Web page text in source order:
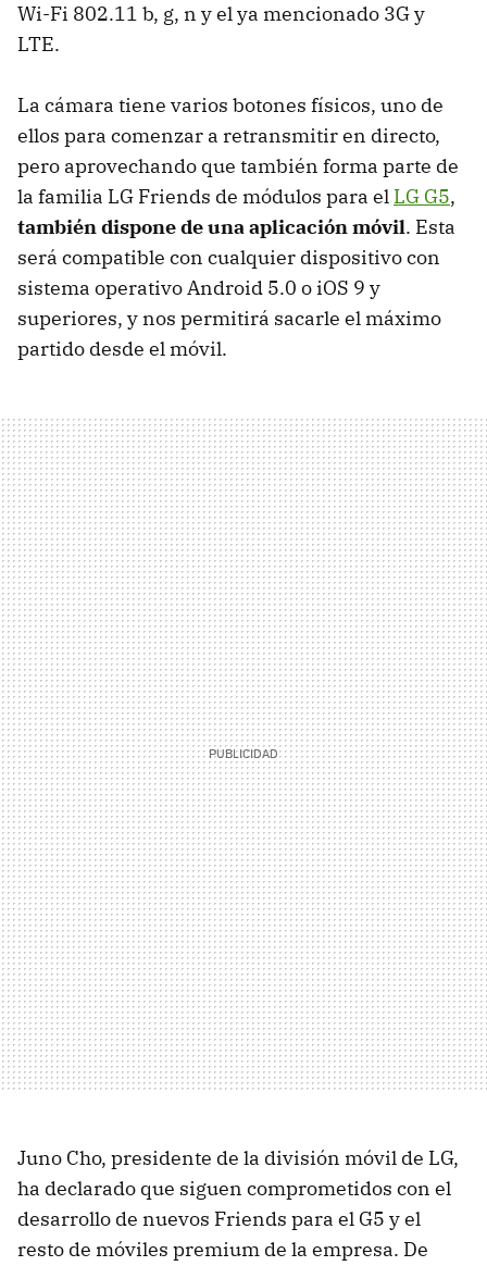
Wi-Fi 802.11 b, g, n y el ya mencionado 3G y
LTE.
La cámara tiene varios botones físicos, uno de
ellos para comenzar a retransmitir en directo,
pero aprovechando que también forma parte de
la familia LG Friends de módulos para el LG G5,
también dispone de una aplicación móvil. Esta
será compatible con cualquier dispositivo con
sistema operativo Android 5.0 o iOS 9 y
superiores, y nos permitirá sacarle el máximo
partido desde el móvil.
Juno Cho, presidente de la división móvil de LG,
ha declarado que siguen comprometidos con el
desarrollo de nuevos Friends para el G5 y el
resto de móviles premium de la empresa. De